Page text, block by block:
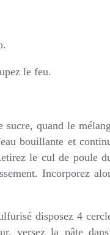
le feu.
quand le
bouillante et
le cul de poule
Incorporez
disposez 4
versez la pâte